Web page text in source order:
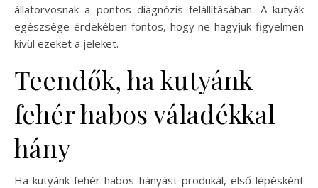
állatorvosnak a pontos diagnózis felállításában. A kutyák
egészsége érdekében fontos, hogy ne hagyjuk figyelmen
kívül ezeket a jeleket.
Teendők, ha kutyánk
fehér habos váladékkal
hány
Ha kutyánk fehér habos hányást produkál, első lépésként